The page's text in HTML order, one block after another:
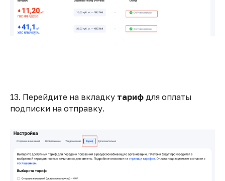
13. Перейдите на вкладку тариф для оплаты
подписки на отправку.
ОГРНИП: 319774600302961
ИНН: 772791100524
Симферопольский, 24
использования
персональных данных
ИИ-поддержка в Телеграм
@waterius_ai_support_bot
© Ватериус, 2018–2026